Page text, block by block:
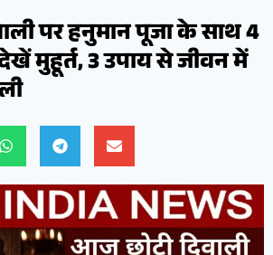
पर हनुमान पूजा के साथ 4
मुहूर्त, 3 उपाय से जीवन में